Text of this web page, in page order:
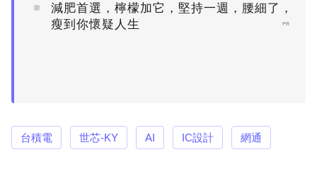
減肥首選，檸檬加它，堅持一週，腰細了，
瘦到你懷疑人生
PR
台積電 世芯-KY AI IC設計 網通